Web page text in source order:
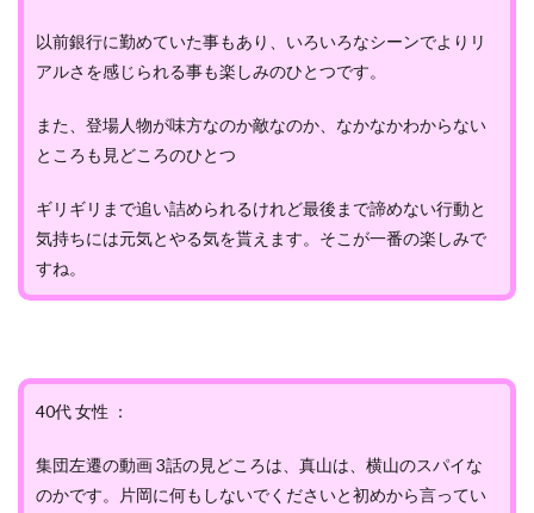
以前銀行に勤めていた事もあり、いろいろなシーンでよりリ
アルさを感じられる事も楽しみのひとつです。
また、登場人物が味方なのか敵なのか、なかなかわからない
ところも見どころのひとつ
ギリギリまで追い詰められるけれど最後まで諦めない行動と
気持ちには元気とやる気を貰えます。そこが一番の楽しみで
すね。
40代 女性 ：
集団左遷の動画 3話の見どころは、真山は、横山のスパイな
のかです。片岡に何もしないでくださいと初めから言ってい